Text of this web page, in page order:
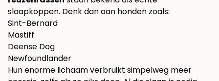
slaapkoppen. Denk dan aan honden zoals:
Sint-Bernard
Mastiff
Deense Dog
Newfoundlander
Hun enorme lichaam verbruikt simpelweg meer